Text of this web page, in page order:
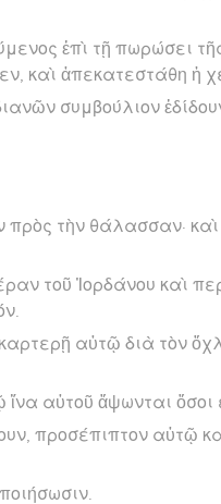
ἐπὶ τῇ πωρώσει
καὶ ἀπεκατεστάθη ἡ
συμβούλιον
τὴν θάλασσαν·
τοῦ Ἰορδάνου καὶ
αὐτῷ διὰ τὸν
αὐτοῦ ἅψωνται ὅσοι
προσέπιπτον αὐτῷ